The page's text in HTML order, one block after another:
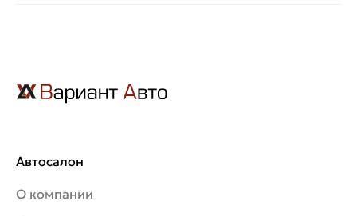
Автосалон
О компании